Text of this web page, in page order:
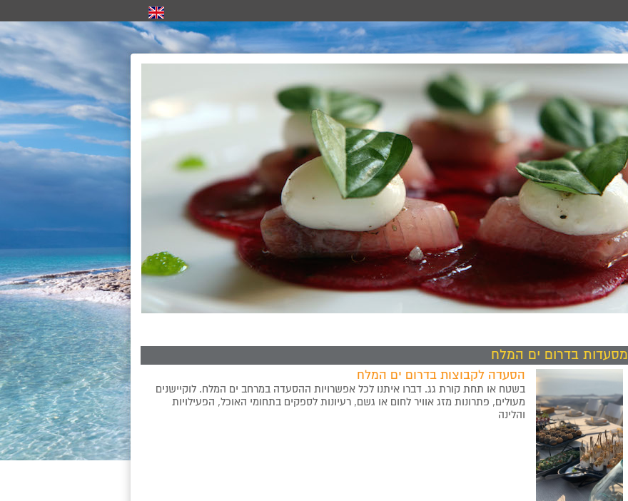
מסעדות בדרום ים המלח
הסעדה לקבוצות בדרום ים המלח
בשטח או תחת קורת גג. דברו איתנו לכל אפשרויות ההסעדה במרחב ים המלח. לוקיישנים
מעולים, פתרונות מזג אוויר לחום או גשם, רעיונות לספקים בתחומי האוכל, הפעילויות
והלינה